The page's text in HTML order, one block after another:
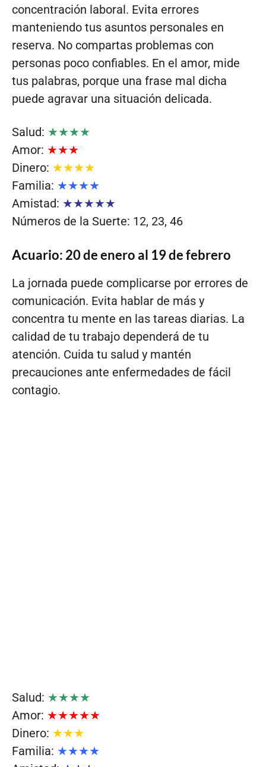
concentración laboral. Evita errores
manteniendo tus asuntos personales en
reserva. No compartas problemas con
personas poco confiables. En el amor, mide
tus palabras, porque una frase mal dicha
puede agravar una situación delicada.
Salud: ★★★★
Amor: ★★★
Dinero: ★★★★
Familia: ★★★★
Amistad: ★★★★★
Números de la Suerte: 12, 23, 46
Acuario: 20 de enero al 19 de febrero
La jornada puede complicarse por errores de
comunicación. Evita hablar de más y
concentra tu mente en las tareas diarias. La
calidad de tu trabajo dependerá de tu
atención. Cuida tu salud y mantén
precauciones ante enfermedades de fácil
contagio.
Salud: ★★★★
Amor: ★★★★★
Dinero: ★★★
Familia: ★★★★